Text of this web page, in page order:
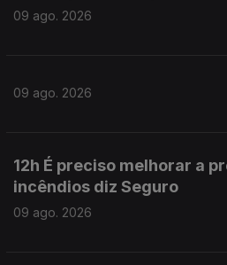
09 ago. 2026
09 ago. 2026
12h É preciso melhorar a
incêndios diz Seguro
09 ago. 2026